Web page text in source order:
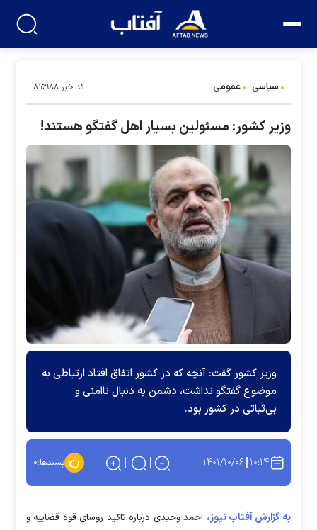
سیاسی عمومی کد خبر:۸۱۵۹۸۸
وزیر کشور: مسئولین بسیار اهل گفتگو هستند!
وزیر کشور گفت: آنچه که در کشور اتفاق افتاد ارتباطی به
موضوع گفتگو نداشت، دشمن به دنبال ناامنی و
بی‌ثباتی در کشور بود.
۱۰:۱۴ ۱۴۰۱/۱۰/۰۶ پسندها:۰
به گزارش آفتاب نیوز، احمد وحیدی درباره تاکید روسای قوه قضاییه و